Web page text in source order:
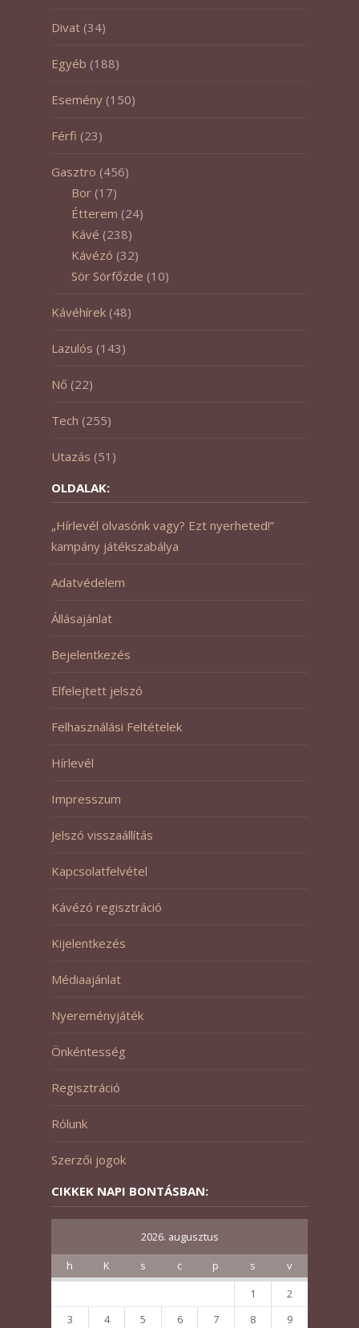
Divat (34)
Egyéb (188)
Esemény (150)
Férfi (23)
Gasztro (456)
Bor (17)
Étterem (24)
Kávé (238)
Kávézó (32)
Sör Sörfőzde (10)
Kávéhírek (48)
Lazulós (143)
Nő (22)
Tech (255)
Utazás (51)
OLDALAK:
„Hírlevél olvasónk vagy? Ezt nyerheted!”
kampány játékszabálya
Adatvédelem
Állásajánlat
Bejelentkezés
Elfelejtett jelszó
Felhasználási Feltételek
Hírlevél
Impresszum
Jelszó visszaállítás
Kapcsolatfelvétel
Kávézó regisztráció
Kijelentkezés
Médiaajánlat
Nyereményjáték
Önkéntesség
Regisztráció
Rólunk
Szerzői jogok
CIKKEK NAPI BONTÁSBAN:
2026. augusztus
h K s c p s
v
1
2
3
4 5 6 7 8 9